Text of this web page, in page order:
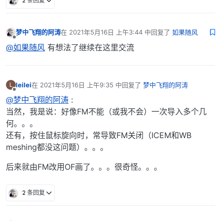
梦中飞翔的阿涛在 2021年5月16日 上午3:44 中回复了 如果随风
最后由 编辑
@如果随风 有想法了继续在这里交流
L leilei在 2021年5月16日 上午9:35 中回复了 梦中飞翔的阿涛
最后由 编辑
@梦中飞翔的阿涛 :
当然，我是说：好像FM不能（或我不会）一次导入多个几
何。。。
还有，按住鼠标旋向时，常导致FM关闭（ICEM和WB
meshing都没这问题）。。。
后来就由FM改用OF画了。。。很奇怪。。。
2 条回复